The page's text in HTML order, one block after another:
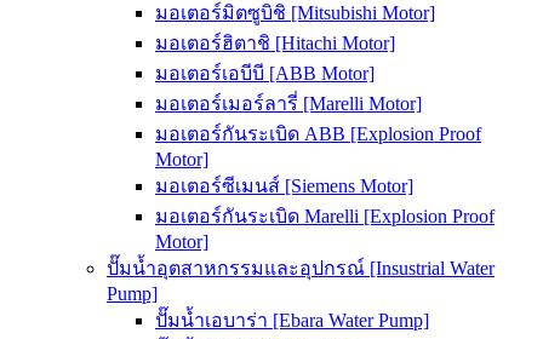
มอเตอร์มิตซูบิชิ [Mitsubishi Motor]
มอเตอร์ฮิตาชิ [Hitachi Motor]
มอเตอร์เอบีบี [ABB Motor]
มอเตอร์เมอร์ลารี่ [Marelli Motor]
มอเตอร์กันระเบิด ABB [Explosion Proof
Motor]
มอเตอร์ซีเมนส์ [Siemens Motor]
มอเตอร์กันระเบิด Marelli [Explosion Proof
Motor]
ปั๊มน้ำอุตสาหกรรมและอุปกรณ์ [Insustrial Water
Pump]
ปั๊มน้ำเอบาร่า [Ebara Water Pump]